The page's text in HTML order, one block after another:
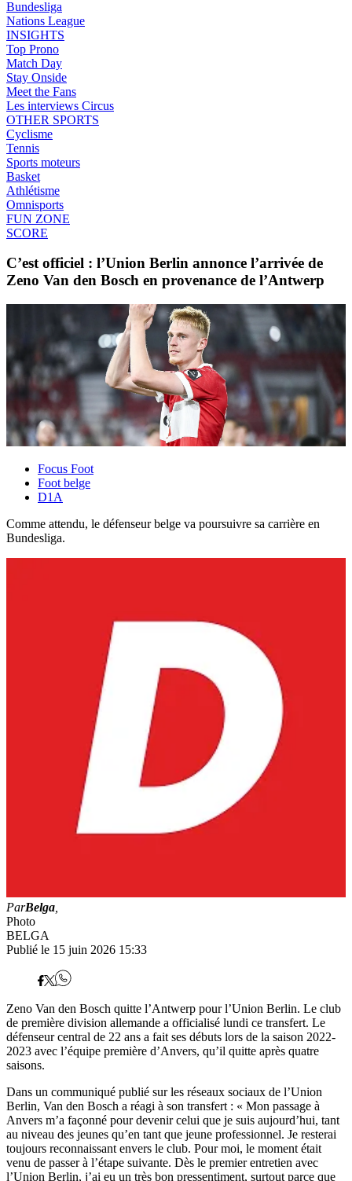
Bundesliga
Nations League
INSIGHTS
Top Prono
Match Day
Stay Onside
Meet the Fans
Les interviews Circus
OTHER SPORTS
Cyclisme
Tennis
Sports moteurs
Basket
Athlétisme
Omnisports
FUN ZONE
SCORE
C’est officiel : l’Union Berlin annonce l’arrivée de
Zeno Van den Bosch en provenance de l’Antwerp
Focus Foot
Foot belge
D1A
Comme attendu, le défenseur belge va poursuivre sa carrière en
Bundesliga.
ParBelga
Photo
BELGA
Publié le 15 juin 2026 15:33
Zeno Van den Bosch quitte l’Antwerp pour l’Union Berlin. Le club
de première division allemande a officialisé lundi ce transfert. Le
défenseur central de 22 ans a fait ses débuts lors de la saison 2022-
2023 avec l’équipe première d’Anvers, qu’il quitte après quatre
saisons.
Dans un communiqué publié sur les réseaux sociaux de l’Union
Berlin, Van den Bosch a réagi à son transfert : « Mon passage à
Anvers m’a façonné pour devenir celui que je suis aujourd’hui, tant
au niveau des jeunes qu’en tant que jeune professionnel. Je resterai
toujours reconnaissant envers le club. Pour moi, le moment était
venu de passer à l’étape suivante. Dès le premier entretien avec
l’Union Berlin, j’ai eu un très bon pressentiment, surtout parce que